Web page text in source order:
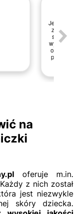
Zamówienie
dotarła
Obsługa na
moje
ciepła. Z
na
oferuje m.in.
z nich został
jest niezwykle
skóry dziecka.